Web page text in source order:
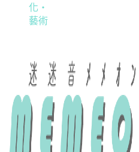
化・
藝術